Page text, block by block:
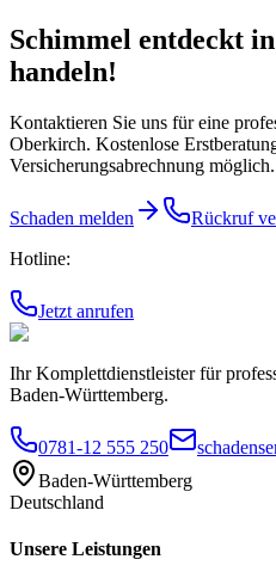
Schimmel entdeckt
handeln!
Kontaktieren Sie uns für eine
Oberkirch. Kostenlose
Versicherungsabrechnung möglich.
Schaden melden
Rückruf
Hotline:
Jetzt anrufen
Ihr Komplettdienstleister für
Baden-Württemberg.
0781-12 555 250
Baden-Württemberg
Deutschland
Unsere Leistungen